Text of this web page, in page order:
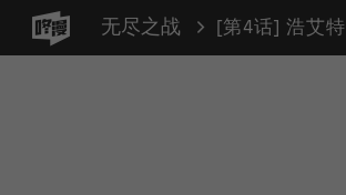
无尽之战 [第4话] 浩艾特